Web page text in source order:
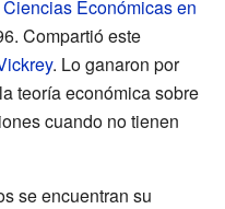
Económicas en
Compartió este
. Lo ganaron por
teoría económica sobre
cuando no tienen
se encuentran su